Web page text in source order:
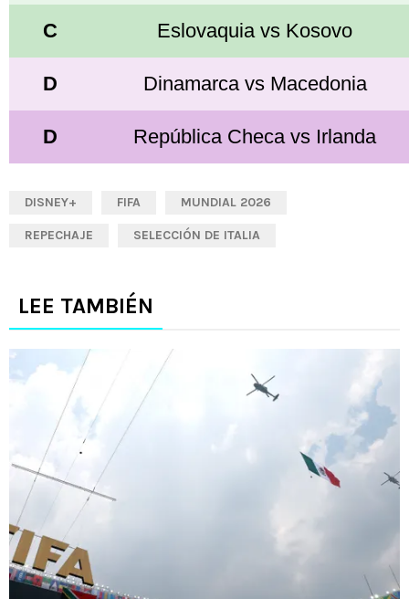
C Eslovaquia vs Kosovo
D Dinamarca vs Macedonia
D República Checa vs Irlanda
DISNEY+ FIFA MUNDIAL 2026
REPECHAJE SELECCIÓN DE ITALIA
LEE TAMBIÉN